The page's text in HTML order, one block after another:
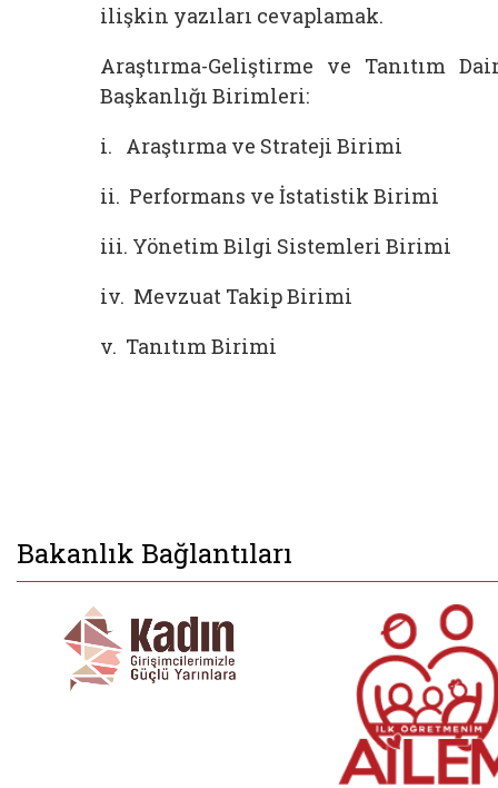
ilişkin yazıları cevaplamak.
Araştırma-Geliştirme ve Tanıtım
Başkanlığı Birimleri:
i. Araştırma ve Strateji Birimi
ii. Performans ve İstatistik Birimi
iii. Yönetim Bilgi Sistemleri Birimi
iv. Mevzuat Takip Birimi
v. Tanıtım Birimi
Bakanlık Bağlantıları